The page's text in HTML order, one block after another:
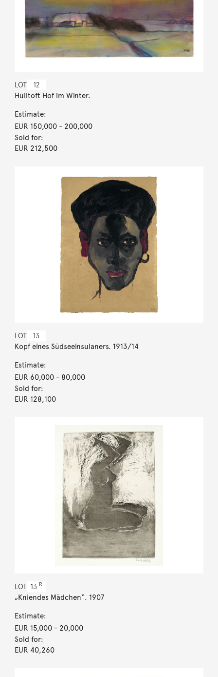
LOT 12
Hülltoft Hof im Winter.
Estimate:
EUR 150,000- 200,000
Sold for:
EUR 212,500
LOT 13
Kopf eines Südseeinsulaners. 1913/14
Estimate:
EUR 60,000- 80,000
Sold for:
EUR 128,100
LOT 13 R
„Kniendes Mädchen“. 1907
Estimate:
EUR 15,000- 20,000
Sold for:
EUR 40,260